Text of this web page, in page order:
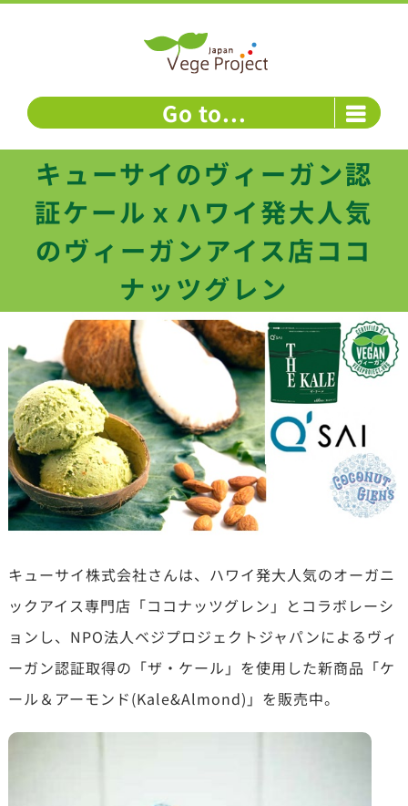
Go to...
キューサイのヴィーガン認
証ケールｘハワイ発大人気
のヴィーガンアイス店ココ
ナッツグレン
キューサイ株式会社さんは、ハワイ発大人気のオーガニ
ックアイス専門店「ココナッツグレン」とコラボレーシ
ョンし、NPO法人ベジプロジェクトジャパンによるヴィ
ーガン認証取得の「ザ・ケール」を使用した新商品「ケ
ール＆アーモンド(Kale&Almond)」を販売中。